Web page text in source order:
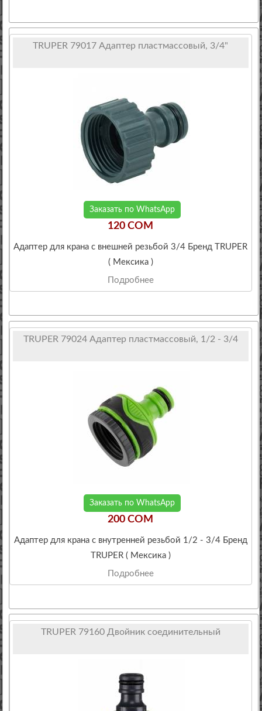
TRUPER 79017 Адаптер пластмассовый, 3/4"
Заказать по WhatsApp
120 COM
Адаптер для крана с внешней резьбой 3/4 Бренд TRUPER
( Мексика )
Подробнее
TRUPER 79024 Адаптер пластмассовый, 1/2 - 3/4
Заказать по WhatsApp
200 COM
Адаптер для крана с внутренней резьбой 1/2 - 3/4 Бренд
TRUPER ( Мексика )
Подробнее
TRUPER 79160 Двойник соединительный